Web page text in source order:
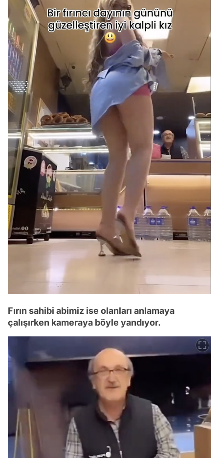
Fırın sahibi abimiz ise olanları anlamaya
çalışırken kameraya böyle yandıyor.